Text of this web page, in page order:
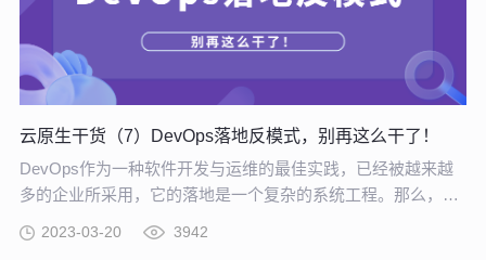
云原生干货（7）DevOps落地反模式，别再这么干了！
DevOps作为一种软件开发与运维的最佳实践，已经被越来越
多的企业所采用，它的落地是一个复杂的系统工程。那么，在
犯这些错误，欢迎对号入座。
2023-03-20 3942